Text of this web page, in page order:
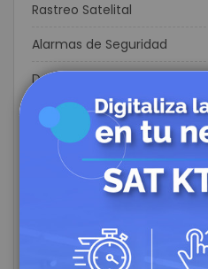
Rastreo Satelital
Alarmas de Seguridad
Domótica y Automatización
Cables Redes
Fibra Optica
Redes Inalámbricas
Energía Solar